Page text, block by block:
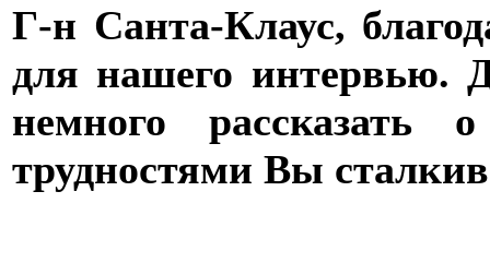
Г-н Санта-Клаус,
для нашего интервью.
немного
трудностями Вы